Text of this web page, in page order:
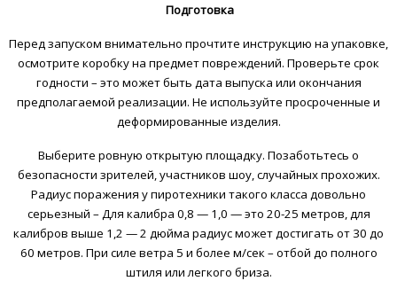
Подготовка
Перед запуском внимательно прочтите инструкцию на упаковке,
осмотрите коробку на предмет повреждений. Проверьте срок
годности – это может быть дата выпуска или окончания
предполагаемой реализации. Не используйте просроченные и
деформированные изделия.
Выберите ровную открытую площадку. Позаботьтесь о
безопасности зрителей, участников шоу, случайных прохожих.
Радиус поражения у пиротехники такого класса довольно
серьезный – Для калибра 0,8 — 1,0 — это 20-25 метров, для
калибров выше 1,2 — 2 дюйма радиус может достигать от 30 до
60 метров. При силе ветра 5 и более м/сек – отбой до полного
штиля или легкого бриза.